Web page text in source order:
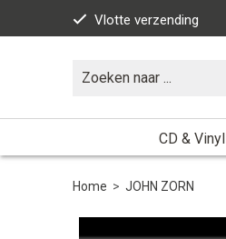
Vlotte verzending
CD & Vinyl
Home > JOHN ZORN